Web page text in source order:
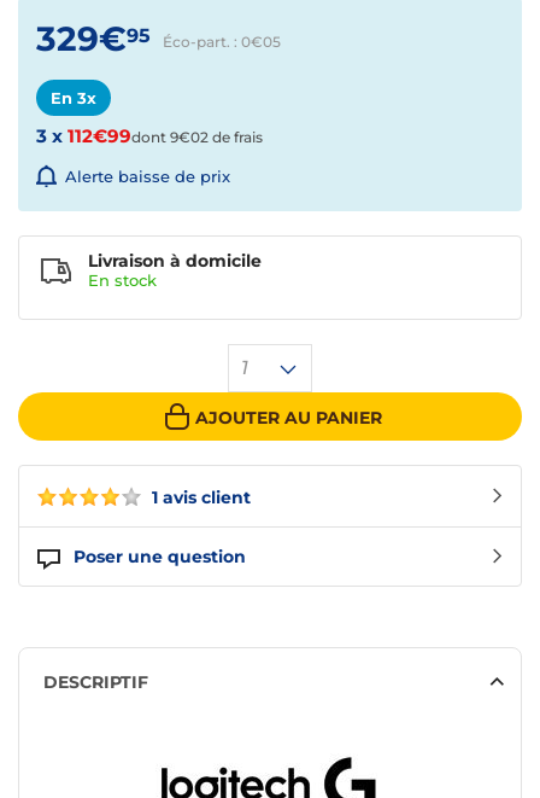
1 avis client
Poser une question
329€95 Éco-part. : 0€05
En 3x
3 x 112€99dont 9€02 de frais
Alerte baisse de prix
1
AJOUTER AU PANIER
Livraison à domicile
En stock
DESCRIPTIF